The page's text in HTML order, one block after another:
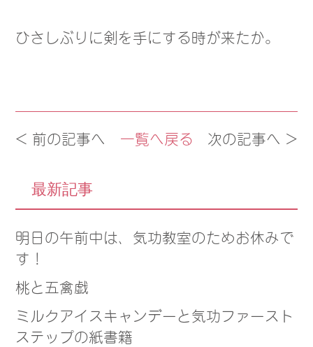
ひさしぶりに剣を手にする時が来たか。
< 前の記事へ 一覧へ戻る 次の記事へ >
最新記事
明日の午前中は、気功教室のためお休みで
す！
桃と五禽戯
ミルクアイスキャンデーと気功ファースト
ステップの紙書籍